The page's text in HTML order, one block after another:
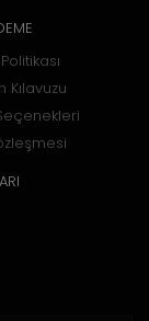
Kılavuzu